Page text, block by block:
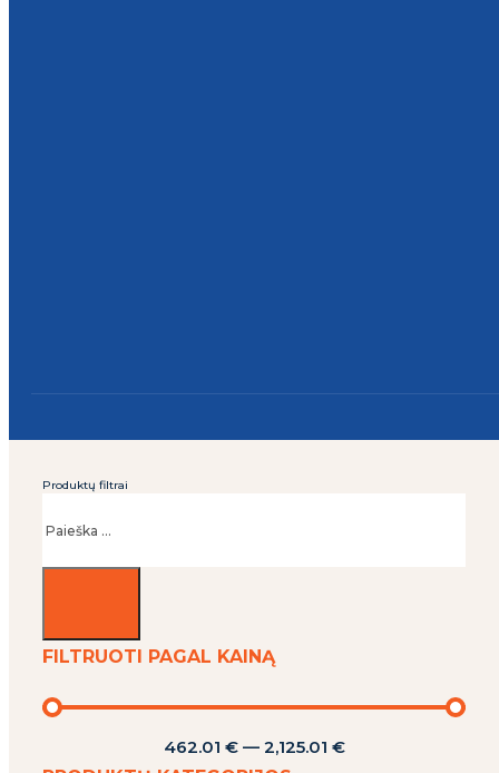
Produktų filtrai
FILTRUOTI PAGAL KAINĄ
462.01 €— 2,125.01 €